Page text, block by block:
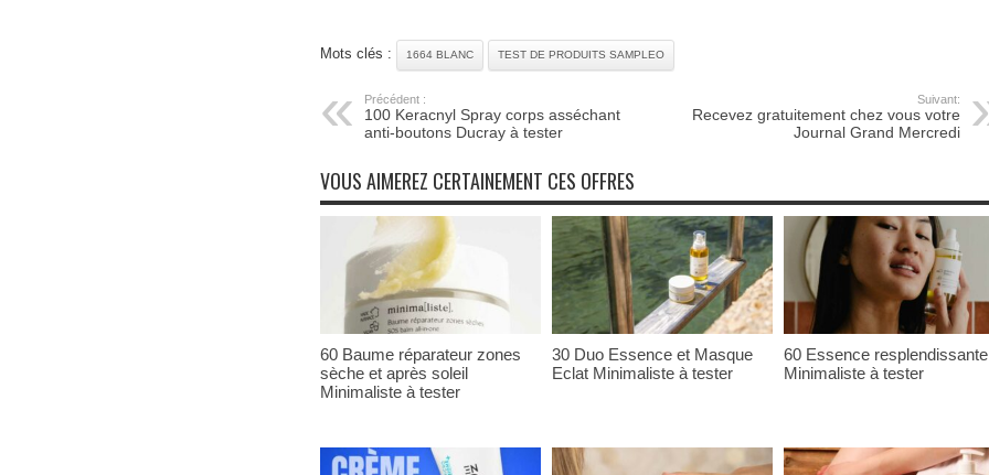
Mots clés : 1664 BLANC TEST DE PRODUITS SAMPLEO
Précédent :
100 Keracnyl Spray corps asséchant
anti-boutons Ducray à tester
Suivant:
Recevez gratuitement chez vous votre
Journal Grand Mercredi
VOUS AIMEREZ CERTAINEMENT CES OFFRES
60 Baume réparateur zones
sèche et après soleil
Minimaliste à tester
30 Duo Essence et Masque
Eclat Minimaliste à tester
60 Essence resplendissante
Minimaliste à tester